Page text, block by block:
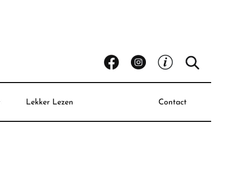
Lekker Lezen Contact